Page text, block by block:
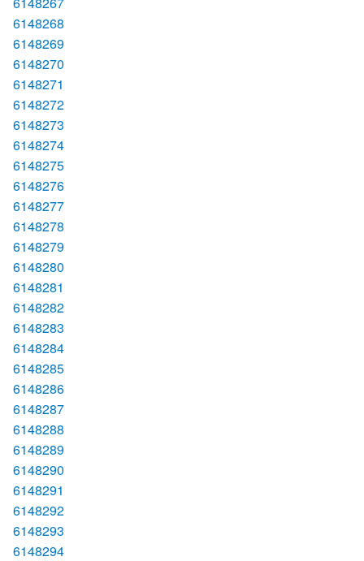
6148268
6148269
6148270
6148271
6148272
6148273
6148274
6148275
6148276
6148277
6148278
6148279
6148280
6148281
6148282
6148283
6148284
6148285
6148286
6148287
6148288
6148289
6148290
6148291
6148292
6148293
6148294